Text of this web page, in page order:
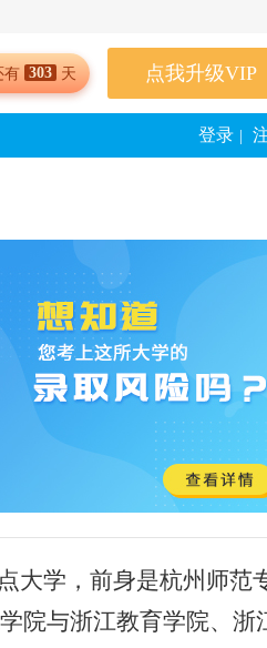
点我升级VIP
有 303 天
登录
大学，前身是杭州师范
院与浙江教育学院、